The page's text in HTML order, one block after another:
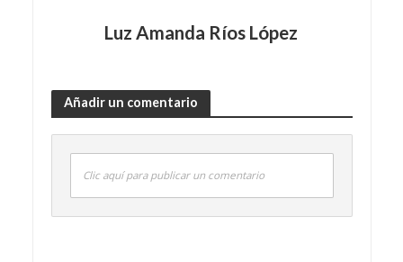
Luz Amanda Ríos López
Añadir un comentario
Clic aquí para publicar un comentario